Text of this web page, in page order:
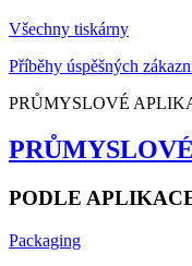
Všechny tiskárny
Příběhy úspěšných
PRŮMYSLOVÉ
PODLE
Packaging